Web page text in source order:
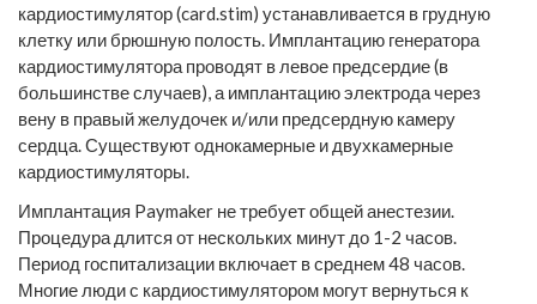
кардиостимулятор (card.stim) устанавливается в грудную
клетку или брюшную полость. Имплантацию генератора
кардиостимулятора проводят в левое предсердие (в
большинстве случаев), а имплантацию электрода через
вену в правый желудочек и/или предсердную камеру
сердца. Существуют однокамерные и двухкамерные
кардиостимуляторы.
Имплантация Paymaker не требует общей анестезии.
Процедура длится от нескольких минут до 1-2 часов.
Период госпитализации включает в среднем 48 часов.
Многие люди с кардиостимулятором могут вернуться к